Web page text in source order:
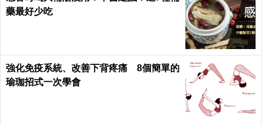
藥最好少吃
強化免疫系統、改善下背疼痛 8個簡單的
瑜珈招式一次學會